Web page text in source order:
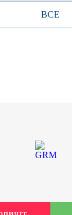
ВСЕ